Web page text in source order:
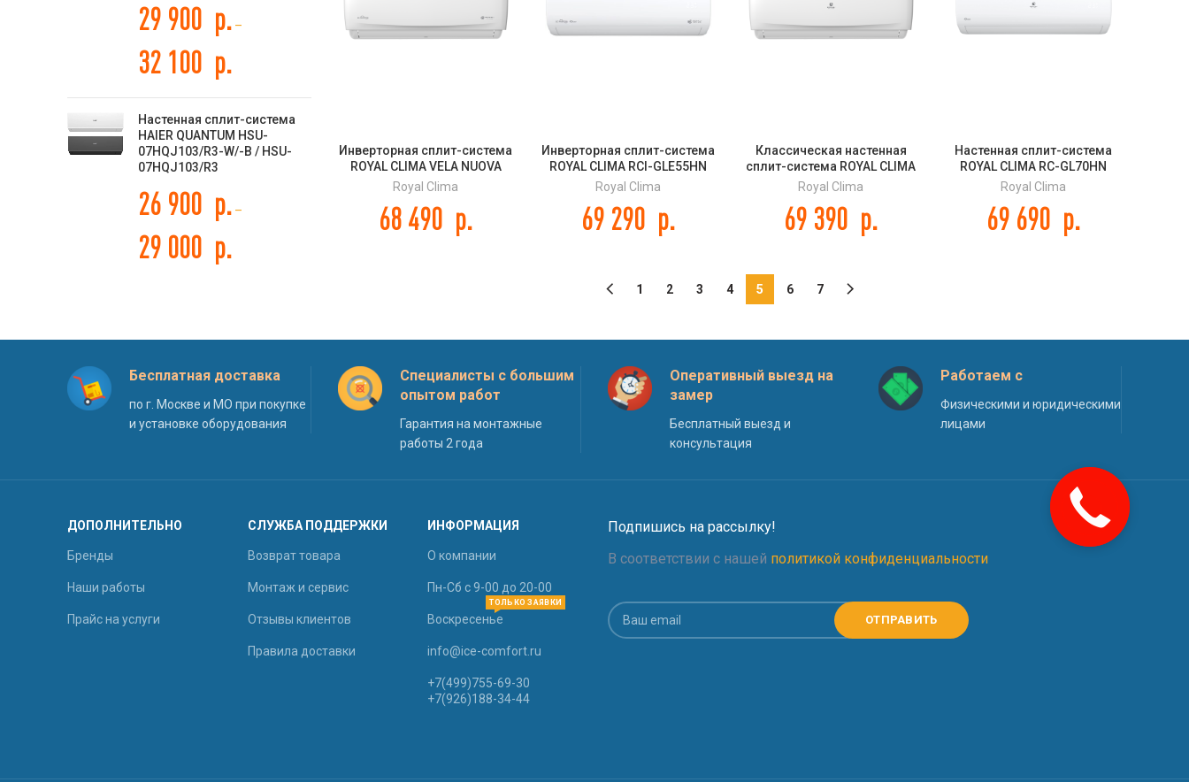
Инверторная сплит-система
ROYAL CLIMA VELA NUOVA
INVERTER RCI-VXI55HN
Royal Clima
68 490 р.
Инверторная сплит-система
ROYAL CLIMA RCI-GLE55HN
GLORIA 2.0 Inverter
Royal Clima
69 290 р.
Классическая настенная
сплит-система ROYAL CLIMA
серии VELA NUOVA RC-
VX70HN
Royal Clima
69 390 р.
Настенная сплит-система
ROYAL CLIMA RC-GL70HN
GLORIA
Royal Clima
69 690 р.
1 2 3 4 5 6 7
29 900 р. –
32 100 р.
Настенная сплит-система
HAIER QUANTUM HSU-
07HQJ103/R3-W/-B / HSU-
07HQJ103/R3
26 900 р. –
29 000 р.
Бесплатная доставка
по г. Москве и МО при покупке
и установке оборудования
Специалисты с большим
опытом работ
Гарантия на монтажные
работы 2 года
Оперативный выезд на
замер
Бесплатный выезд и
консультация
Работаем с
Физическими и юридическими
лицами
ДОПОЛНИТЕЛЬНО
Бренды
Наши работы
Прайс на услуги
СЛУЖБА ПОДДЕРЖКИ
Возврат товара
Монтаж и сервис
Отзывы клиентов
Правила доставки
ИНФОРМАЦИЯ
О компании
Пн-Сб с 9-00 до 20-00
Воскресенье
ТОЛЬКО ЗАЯВКИ
info@ice-comfort.ru
+7(499)755-69-30
+7(926)188-34-44
Подпишись на рассылку!
В соответствии с нашей политикой конфиденциальности